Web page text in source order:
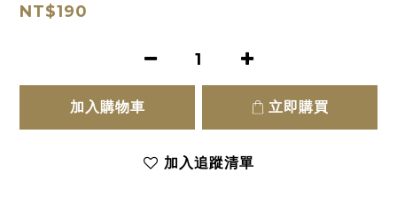
NT$190
加入購物車 立即購買
加入追蹤清單